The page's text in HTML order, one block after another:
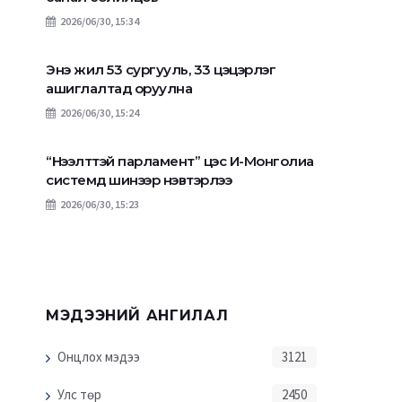
2026/06/30, 15:34
Энэ жил 53 сургууль, 33 цэцэрлэг
ашиглалтад оруулна
2026/06/30, 15:24
“Нээлттэй парламент” цэс И-Монголиа
системд шинээр нэвтэрлээ
2026/06/30, 15:23
МЭДЭЭНИЙ АНГИЛАЛ
Онцлох мэдээ 3121
Улс төр 2450